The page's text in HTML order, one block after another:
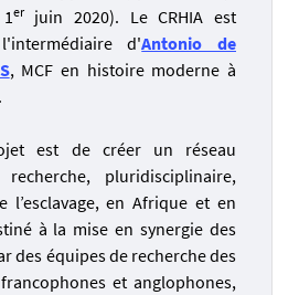
erjuin 2020). Le CRHIA est
d'Antonio de
, MCF en histoire moderne à
est de créer un réseau
pluridisciplinaire,
l’esclavage, en Afrique et en
à la mise en synergie des
des équipes de recherche des
et anglophones,